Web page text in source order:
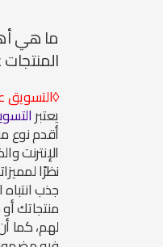
ما هي
المنتجات
◊التسويق
يعتبر
أقدم نوع
الإنترنت
نظرًا
جذب
منتجاتك